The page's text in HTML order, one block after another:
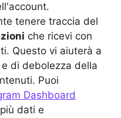
tenere traccia del
che ricevi con
Questo vi aiuterà a
di debolezza della
Puoi
Dashboard
dati e